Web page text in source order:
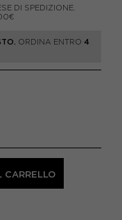
DI SPEDIZIONE.
ORDINA ENTRO 4
CARRELLO